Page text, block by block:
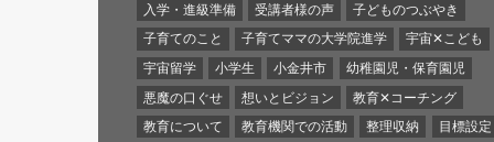
入学・進級準備
受講者様の声
子どものつぶやき
子育てのこと
子育てママの大学院進学
宇宙✕こども
宇宙留学
小学生 小金井市
幼稚園児・保育園児
悪魔の口ぐせ
想いとビジョン
教育✕コーチング
教育について
教育機関での活動 整理収納
目標設定